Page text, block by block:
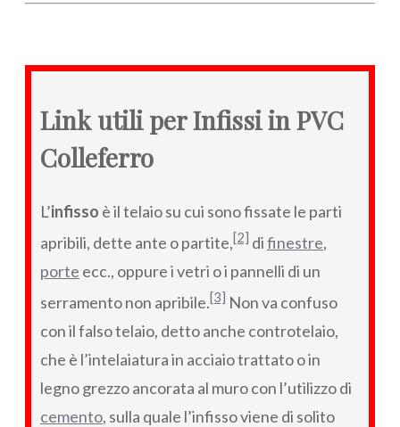
Link utili per Infissi in PVC
Colleferro
L’infisso è il telaio su cui sono fissate le parti
apribili, dette ante o partite,[2] difinestre,
porte ecc., oppure i vetri o i pannelli di un
serramento non apribile.[3] Non va confuso
con il falso telaio, detto anche controtelaio,
che è l’intelaiatura in acciaio trattato o in
legno grezzo ancorata al muro con l’utilizzo di
cemento, sulla quale l’infisso viene di solito